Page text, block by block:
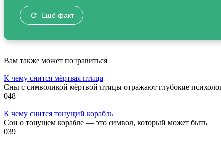
Ещё факт
Вам также может понравиться
К чему снится мёртвая птица
Сны с символикой мёртвой птицы отражают глубокие
048
К чему снится тонущий корабль
Сон о тонущем корабле — это символ, который может быть
039